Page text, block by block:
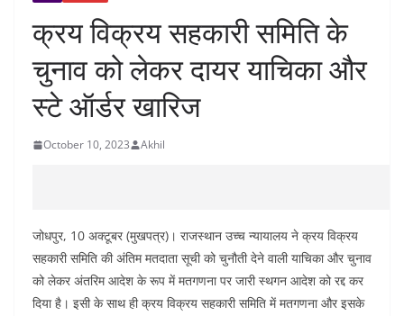
क्रय विक्रय सहकारी समिति के
चुनाव को लेकर दायर याचिका और
स्टे ऑर्डर खारिज
October 10, 2023 Akhil
जोधपुर, 10 अक्टूबर (मुखपत्र)। राजस्थान उच्च न्यायालय ने क्रय विक्रय
सहकारी समिति की अंतिम मतदाता सूची को चुनौती देने वाली याचिका और चुनाव
को लेकर अंतरिम आदेश के रूप में मतगणना पर जारी स्थगन आदेश को रद्द कर
दिया है। इसी के साथ ही क्रय विक्रय सहकारी समिति में मतगणना और इसके